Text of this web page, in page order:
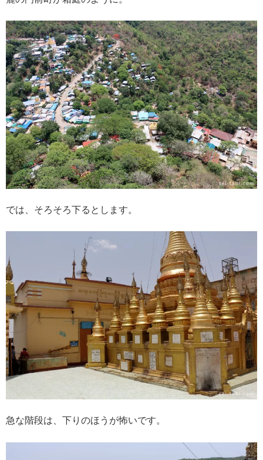
では、そろそろ下るとします。
急な階段は、下りのほうが怖いです。